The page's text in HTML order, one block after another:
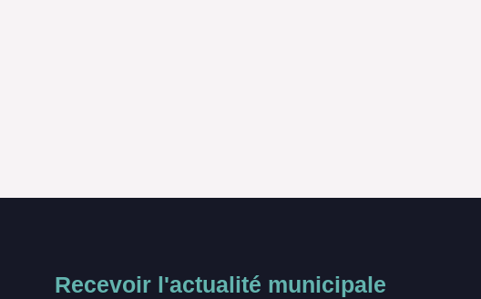
Recevoir l'actualité municipale